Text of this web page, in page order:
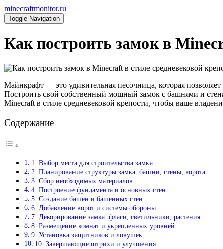
minecraftmonitor.ru
Toggle Navigation
Как построить замок в
Майнкрафт — это удивительная песочница, которая
Построить свой собственный мощный замок с башнями и
Minecraft в стиле средневековой крепости, чтобы ваше
Содержание
1. Выбор места для строительства замка
2. Планирование структуры замка: башни, стены, ворота
3. Сбор необходимых материалов
4. Построение фундамента и основных стен
5. Создание башен и башенных стен
6. Добавление ворот и системы обороны
7. Декорирование замка: флаги, светильники, растения
8. Размещение комнат и укрепленных уровней
9. Установка защитников и ловушек
10. Завершающие штрихи и улучшения